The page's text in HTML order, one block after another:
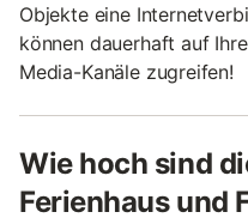
Objekte eine
können dauerhaft auf
Media-Kanäle zugreifen!
Wie hoch sind
Ferienhaus und